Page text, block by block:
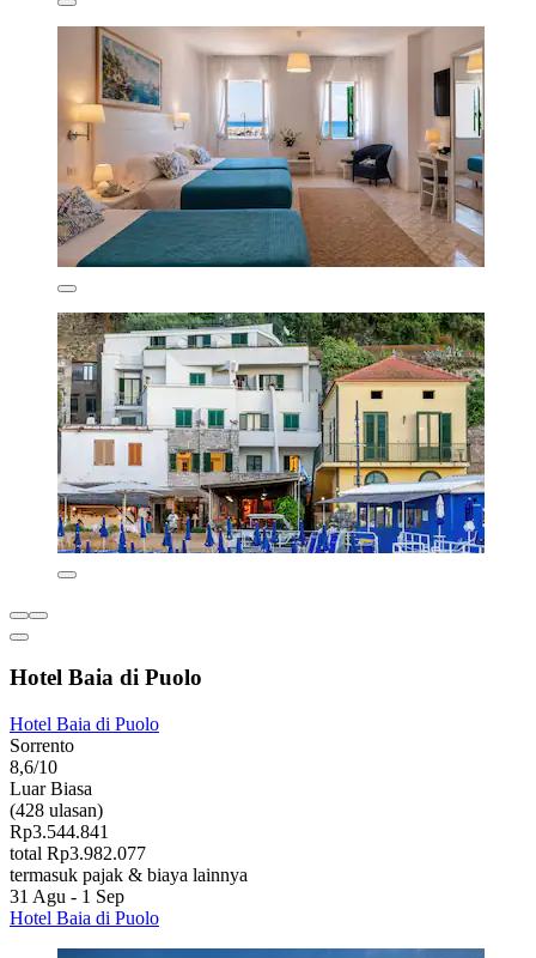
Hotel Baia di Puolo
Hotel Baia di Puolo
Sorrento
8,6/10
Luar Biasa
(428 ulasan)
Rp3.544.841
total Rp3.982.077
termasuk pajak & biaya lainnya
31 Agu - 1 Sep
Hotel Baia di Puolo